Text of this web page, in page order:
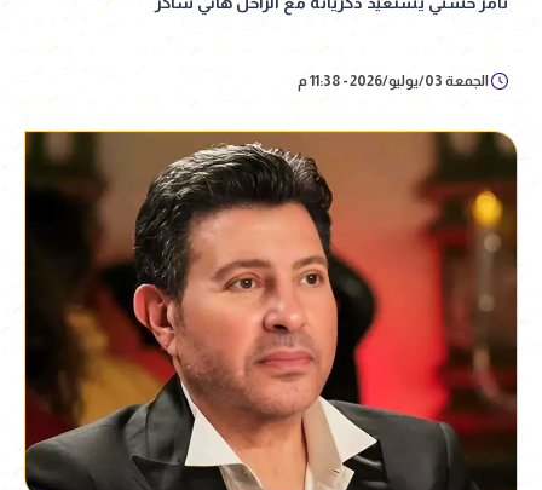
الجمعة 03/يوليو/2026 - 11:38 م